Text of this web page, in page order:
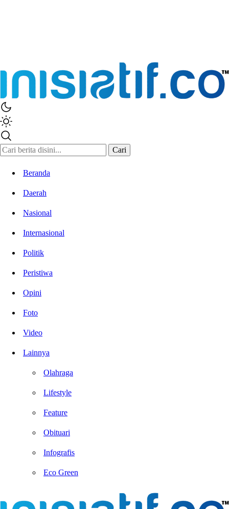
Inisiatif.co
Stay Connected Stay Informed
Cari
Beranda
Daerah
Nasional
Internasional
Politik
Peristiwa
Opini
Foto
Video
Lainnya
Olahraga
Lifestyle
Feature
Obituari
Infografis
Eco Green